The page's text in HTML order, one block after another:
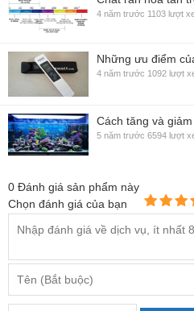
4 năm trước 1103 lượt
Những ưu điểm
4 năm trước 1092 lượt
Cách tăng và
5 năm trước 6594 lượt
0 Đánh giá sản phẩm này
Chọn đánh giá của bạn